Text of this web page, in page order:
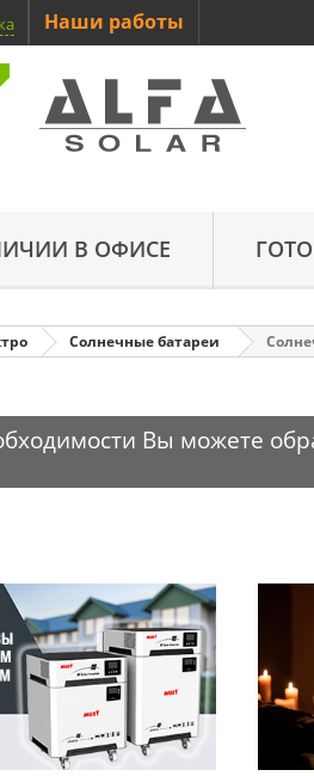
Наши работы
В ОФИСЕ
Солнечные батареи
Вы можете